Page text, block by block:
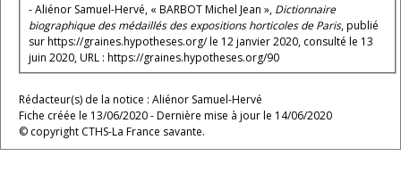
- Aliénor Samuel-Hervé, « BARBOT Michel Jean », Dictionnaire
biographique des médaillés des expositions horticoles de Paris, publié
sur https://graines.hypotheses.org/ le 12 janvier 2020, consulté le 13
juin 2020, URL : https://graines.hypotheses.org/90
Rédacteur(s) de la notice : Aliénor Samuel-Hervé
Fiche créée le 13/06/2020 - Dernière mise à jour le 14/06/2020
© copyright CTHS-La France savante.